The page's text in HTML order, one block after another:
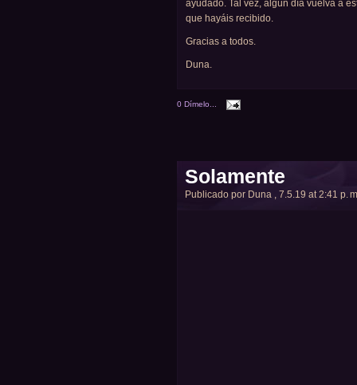
ayudado. Tal vez, algún día vuelva a
que hayáis recibido.
Gracias a todos.
Duna.
0 Dímelo...
Solamente
Publicado por Duna , 7.5.19 at 2:41 p.